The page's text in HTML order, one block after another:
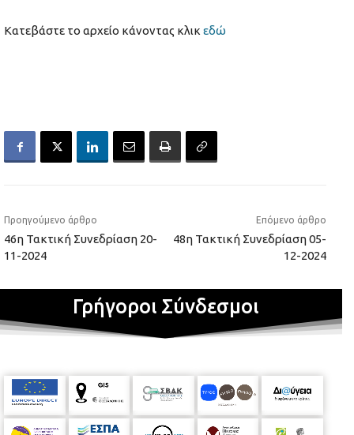
Κατεβάστε το αρχείο κάνοντας κλικ εδώ
Προηγούμενο άρθρο
46η Τακτική Συνεδρίαση 20-
11-2024
Επόμενο άρθρο
48η Τακτική Συνεδρίαση 05-
12-2024
Γρήγοροι Σύνδεσμοι